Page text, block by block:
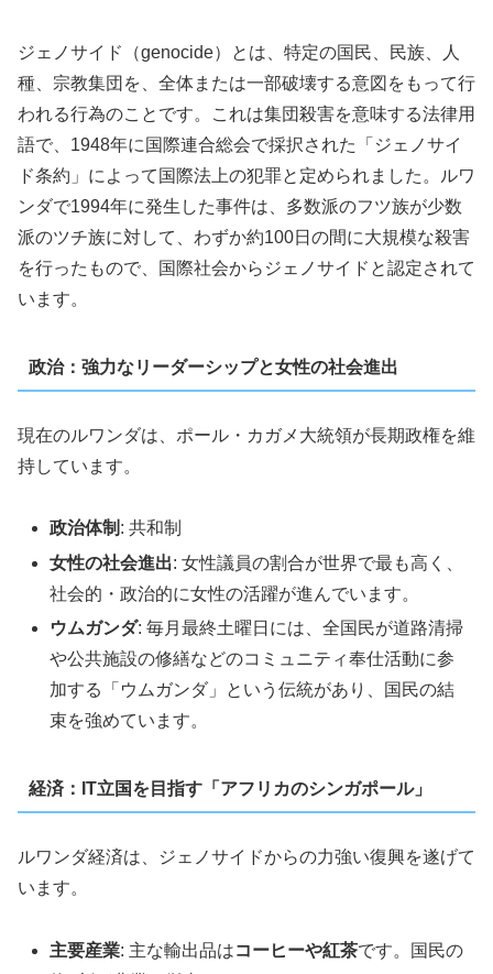
ジェノサイド（genocide）とは、特定の国民、民族、人
種、宗教集団を、全体または一部破壊する意図をもって行
われる行為のことです。これは集団殺害を意味する法律用
語で、1948年に国際連合総会で採択された「ジェノサイ
ド条約」によって国際法上の犯罪と定められました。ルワ
ンダで1994年に発生した事件は、多数派のフツ族が少数
派のツチ族に対して、わずか約100日の間に大規模な殺害
を行ったもので、国際社会からジェノサイドと認定されて
います。
政治：強力なリーダーシップと女性の社会進出
現在のルワンダは、ポール・カガメ大統領が長期政権を維
持しています。
政治体制 : 共和制
女性の社会進出: 女性議員の割合が世界で最も高く、
社会的・政治的に女性の活躍が進んでいます。
ウムガンダ: 毎月最終土曜日には、全国民が道路清掃
や公共施設の修繕などのコミュニティ奉仕活動に参
加する「ウムガンダ」という伝統があり、国民の結
束を強めています。
経済：IT立国を目指す「アフリカのシンガポール」
ルワンダ経済は、ジェノサイドからの力強い復興を遂げて
います。
主要産業: 主な輸出品はコーヒーや紅茶です。国民の